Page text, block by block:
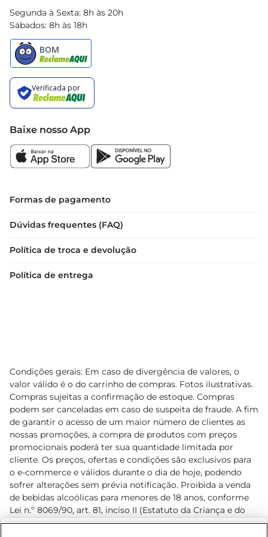
Segunda à Sexta: 8h às 20h
Sábados: 8h às 18h
Baixe nosso App
Formas de pagamento
Dúvidas frequentes (FAQ)
Política de troca e devolução
Política de entrega
Condições gerais: Em caso de divergência de valores, o
valor válido é o do carrinho de compras. Fotos ilustrativas.
Compras sujeitas a confirmação de estoque. Compras
podem ser canceladas em caso de suspeita de fraude. A fim
de garantir o acesso de um maior número de clientes as
nossas promoções, a compra de produtos com preços
promocionais poderá ter sua quantidade limitada por
cliente. Os preços, ofertas e condições são exclusivos para
o e-commerce e válidos durante o dia de hoje, podendo
sofrer alterações sem prévia notificação. Proibida a venda
de bebidas alcoólicas para menores de 18 anos, conforme
Lei n.º 8069/90, art. 81, inciso II (Estatuto da Criança e do
Adolescente). Preços e condições exclusivos para o